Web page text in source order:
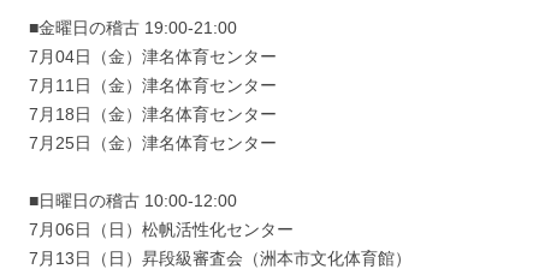
■金曜日の稽古 19:00-21:00
7月04日（金）津名体育センター
7月11日（金）津名体育センター
7月18日（金）津名体育センター
7月25日（金）津名体育センター
■日曜日の稽古 10:00-12:00
7月06日（日）松帆活性化センター
7月13日（日）昇段級審査会（洲本市文化体育館）